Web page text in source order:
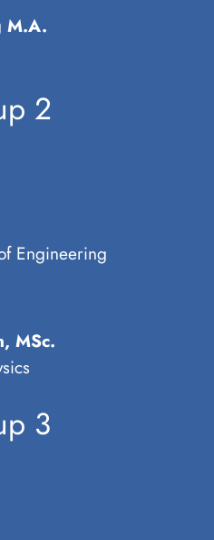
M.A.
2
Engineering
MSc.
3